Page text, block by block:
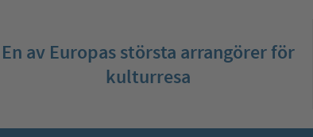
En av Europas största arrangörer för
kulturresa